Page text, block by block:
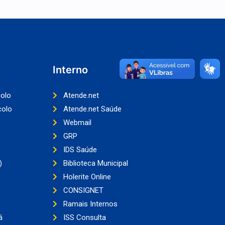
Interno
Atende.net
Atende.net Saúde
Webmail
GRP
IDS Saúde
Biblioteca Municipal
Holerite Online
CONSIGNET
Ramais Internos
ISS Consulta